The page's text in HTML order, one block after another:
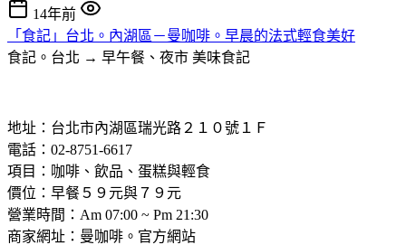
14年前
「食記」台北。內湖區－曼咖啡。早晨的法式輕食美好
食記。台北 → 早午餐、夜市 美味食記
地址：台北市內湖區瑞光路２１０號１Ｆ
電話：02-8751-6617
項目：咖啡、飲品、蛋糕與輕食
價位：早餐５９元與７９元
營業時間：Am 07:00 ~ Pm 21:30
商家網址：曼咖啡。官方網站